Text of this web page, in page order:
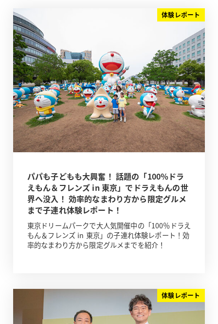
体験レポート
パパも子どもも大興奮！ 話題の「100％ドラ
えもん＆フレンズ in 東京」でドラえもんの世
界へ没入！ 効率的なまわり方から限定グルメ
まで子連れ体験レポート！
東京ドリームパークで大人気開催中の「100％ドラえ
もん＆フレンズ in 東京」の子連れ体験レポート！効
率的なまわり方から限定グルメまでを紹介！
体験レポート